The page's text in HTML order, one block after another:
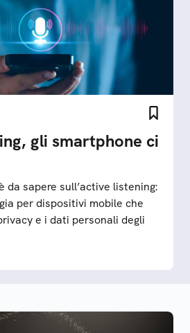
gli smartphone ci
da sapere sull’active listening:
per dispositivi mobile che
e i dati personali degli